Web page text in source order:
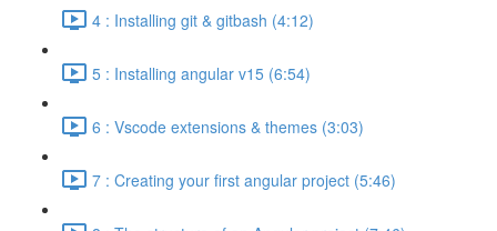
4 : Installing git & gitbash (4:12)
5 : Installing angular v15 (6:54)
6 : Vscode extensions & themes (3:03)
7 : Creating your first angular project (5:46)